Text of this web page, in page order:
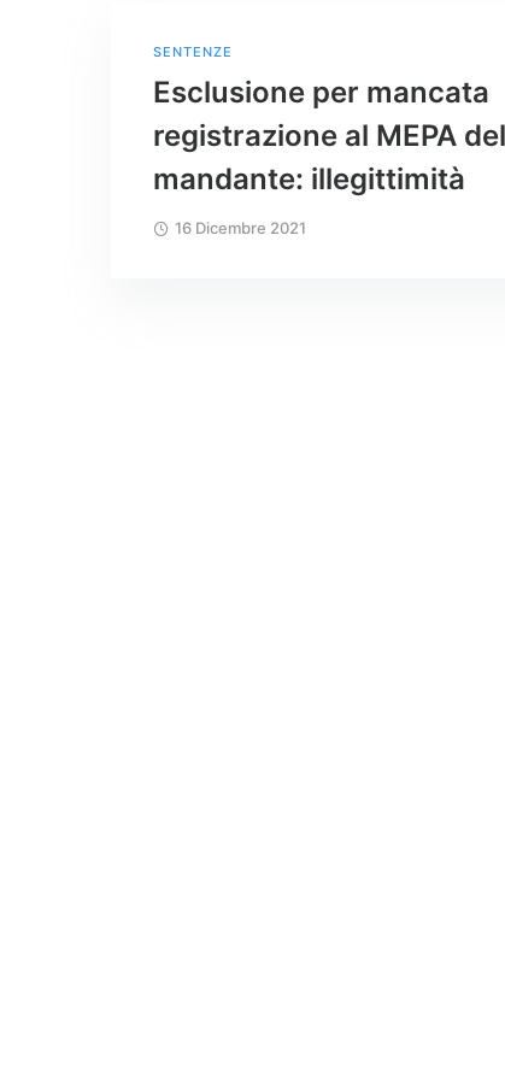
SENTENZE
Esclusione per mancata
registrazione al MEPA
mandante: illegittimità
16 Dicembre 2021